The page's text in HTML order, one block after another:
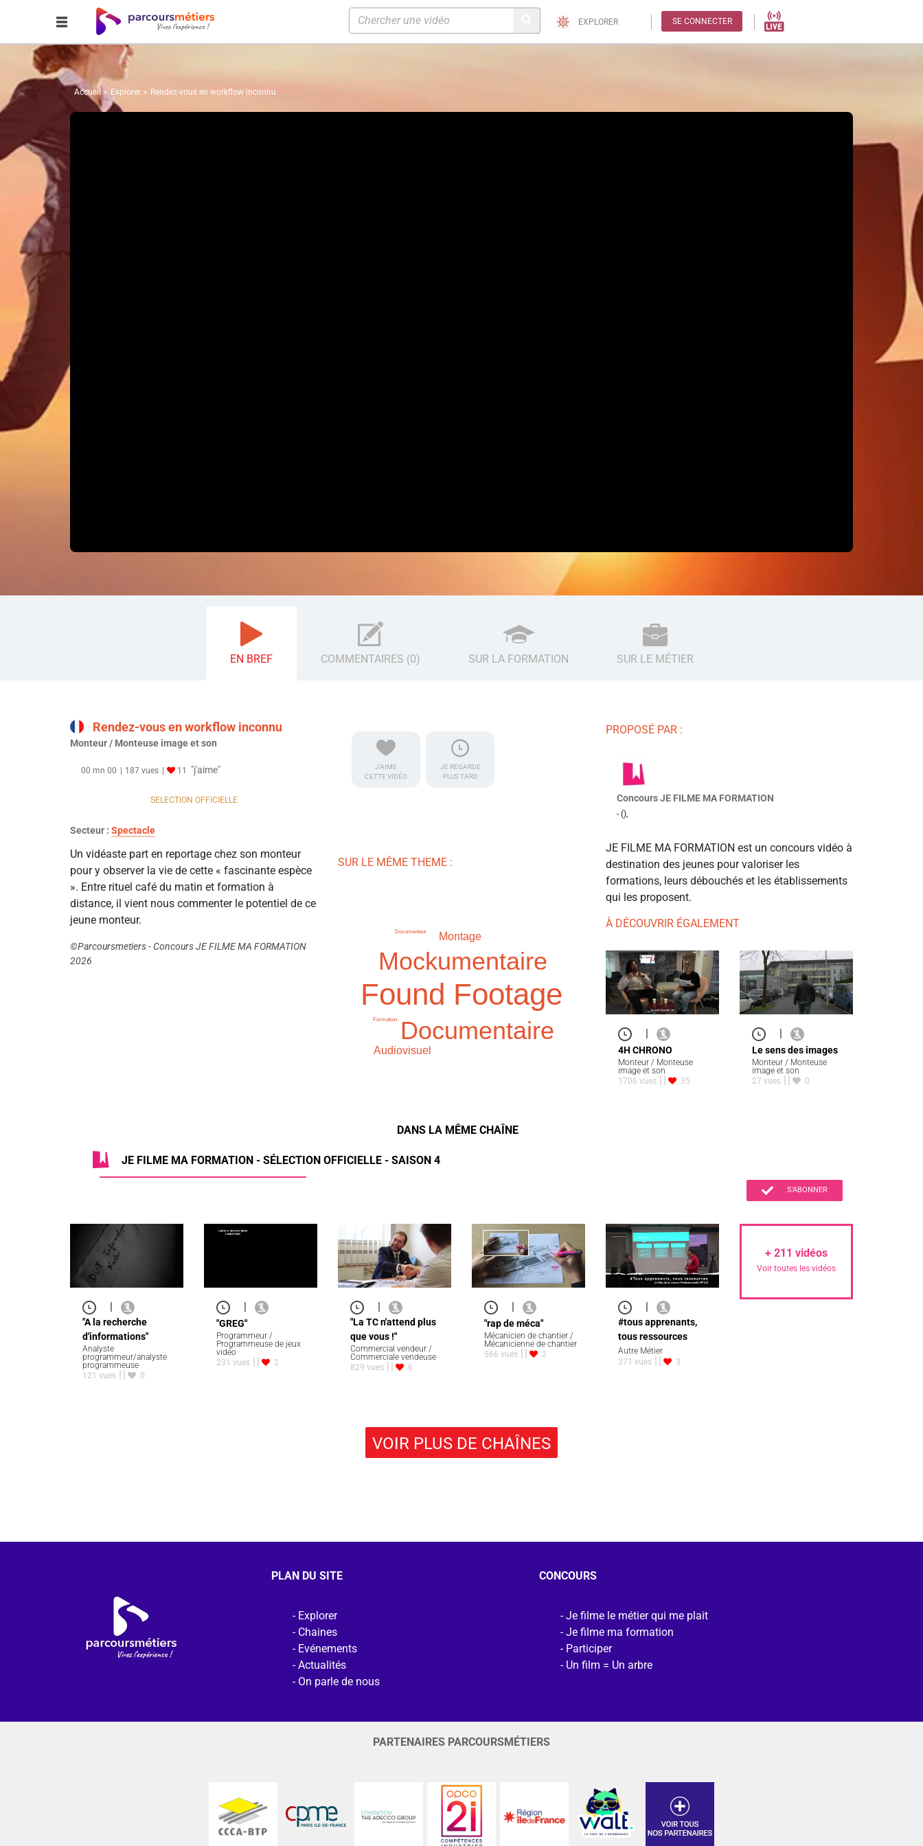
EXPLORER SE CONNECTER
Accueil Explorer Rendez-vous en workflow inconnu
EN BREF COMMENTAIRES (0) SUR LA FORMATION SUR LE MÉTIER
Rendez-vous en workflow inconnu
Monteur / Monteuse image et son
00 mn 00 187 vues 11 "j'aime"
SELECTION OFFICIELLE
Secteur : Spectacle
Un vidéaste part en reportage chez son monteur
pour y observer la vie de cette « fascinante espèce
». Entre rituel café du matin et formation à
distance, il vient nous commenter le potentiel de ce
jeune monteur.
©Parcoursmetiers - Concours JE FILME MA FORMATION
2026
J'AIME
CETTE VIDÉO
JE REGARDE
PLUS TARD
SUR LE MÊME THEME :
Found Footage
Documentaire
Mockumentaire
Montage
Audiovisuel
Formation
Documenteur
PROPOSÉ PAR :
Concours JE FILME MA FORMATION
- (),
JE FILME MA FORMATION est un concours vidéo à
destination des jeunes pour valoriser les
formations, leurs débouchés et les établissements
qui les proposent.
À DÉCOUVRIR ÉGALEMENT
4H CHRONO
Monteur / Monteuse
image et son
1706 vues
35
Le sens des images
Monteur / Monteuse
image et son
27 vues
0
DANS LA MÊME CHAÎNE
JE FILME MA FORMATION - SÉLECTION OFFICIELLE - SAISON 4
S'ABONNER
"A la recherche
d'informations"
Analyste
programmeur/analyste
programmeuse
121 vues
0
"GREG"
Programmeur /
Programmeuse de jeux
vidéo
231 vues
2
"La TC n'attend plus
que vous !"
Commercial vendeur /
Commerciale vendeuse
829 vues
6
"rap de méca"
Mécanicien de chantier /
Mécanicienne de chantier
566 vues
2
#tous apprenants,
tous ressources
Autre Métier
271 vues
3
+ 211 vidéos
Voir toutes les vidéos
VOIR PLUS DE CHAÎNES
PLAN DU SITE
Explorer
Chaines
Evénements
Actualités
On parle de nous
CONCOURS
Je filme le métier qui me plait
Je filme ma formation
Participer
Un film = Un arbre
PARTENAIRES PARCOURSMÉTIERS